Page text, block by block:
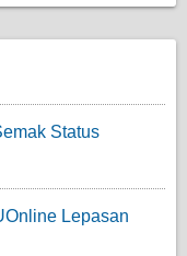
Status
Lepasan